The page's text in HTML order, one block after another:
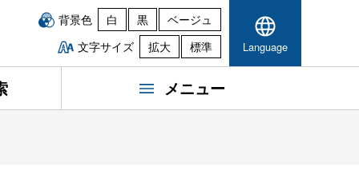
背景色 白 黒
ベージュ
文字サイズ
拡大 標準 Language
メニュー